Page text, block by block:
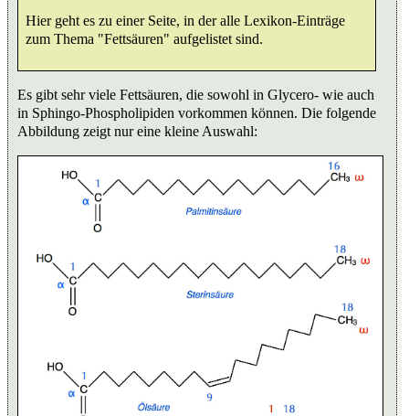
Hier geht es zu einer Seite, in der alle Lexikon-Einträge
zum Thema "Fettsäuren" aufgelistet sind.
Es gibt sehr viele Fettsäuren, die sowohl in Glycero- wie auch
in Sphingo-Phospholipiden vorkommen können. Die folgende
Abbildung zeigt nur eine kleine Auswahl: